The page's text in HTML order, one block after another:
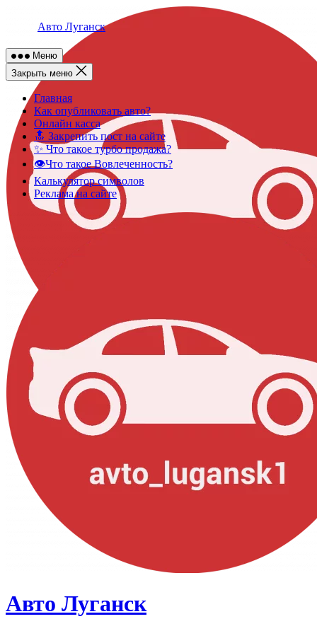
Авто Луганск
Меню
Закрыть меню
Главная
Как опубликовать авто?
Онлайн касса
🔝 Закрепить пост на сайте
✨ Что такое турбо продажа?
👁️Что такое Вовлеченность?
Калькулятор символов
Реклама на сайте
Авто Луганск